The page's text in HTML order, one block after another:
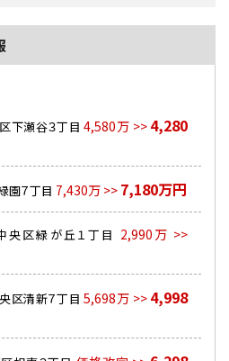
下瀬谷３丁目 4,580万 >> 4,280
園７丁目 7,430万 >> 7,180万円
央区緑が丘１丁目 2,990万 >>
区清新７丁目 5,698万 >> 4,998